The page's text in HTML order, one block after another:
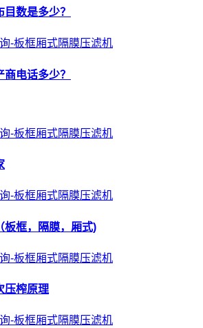
数是多少？
电话多少？
板框，隔膜，厢式)
压榨原理